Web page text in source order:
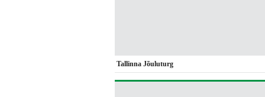
Tallinna Jõuluturg